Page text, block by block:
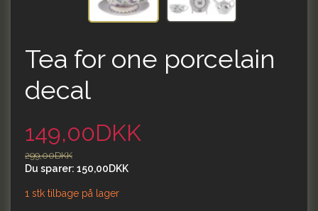
Tea for one porcelain
decal
149,00DKK
299,00DKK
Du sparer: 150,00DKK
1 stk tilbage på lager